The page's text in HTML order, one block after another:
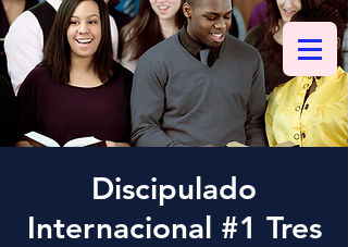
Discipulado
Internacional #1 Tres